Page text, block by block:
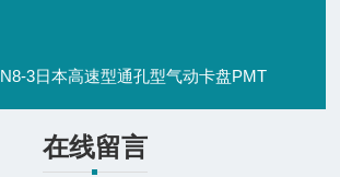
3日本高速型通孔型气动卡盘PMT
在线留言